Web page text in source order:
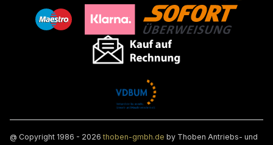
@ Copyright 1986 - 2026thoben-gmbh.de by Thoben Antriebs- und